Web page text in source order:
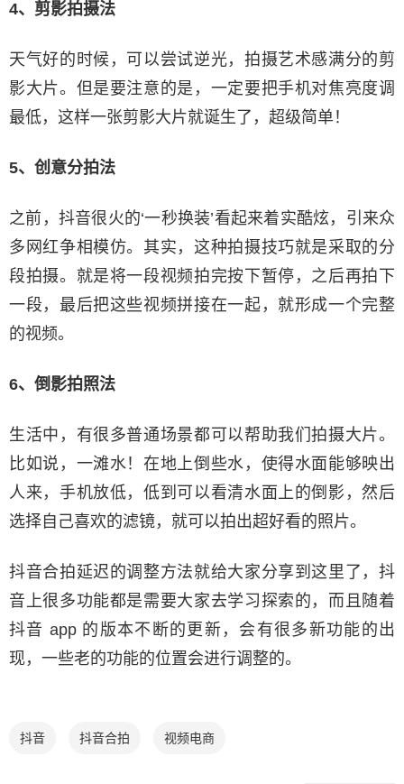
4、剪影拍摄法
天气好的时候，可以尝试逆光，拍摄艺术感满分的剪
影大片。但是要注意的是，一定要把手机对焦亮度调
最低，这样一张剪影大片就诞生了，超级简单！
5、创意分拍法
之前，抖音很火的‘一秒换装’看起来着实酷炫，引来众
多网红争相模仿。其实，这种拍摄技巧就是采取的分
段拍摄。就是将一段视频拍完按下暂停，之后再拍下
一段，最后把这些视频拼接在一起，就形成一个完整
的视频。
6、倒影拍照法
生活中，有很多普通场景都可以帮助我们拍摄大片。
比如说，一滩水！在地上倒些水，使得水面能够映出
人来，手机放低，低到可以看清水面上的倒影，然后
选择自己喜欢的滤镜，就可以拍出超好看的照片。
抖音合拍延迟的调整方法就给大家分享到这里了，抖
音上很多功能都是需要大家去学习探索的，而且随着
抖音 app 的版本不断的更新，会有很多新功能的出
现，一些老的功能的位置会进行调整的。
抖音 抖音合拍 视频电商